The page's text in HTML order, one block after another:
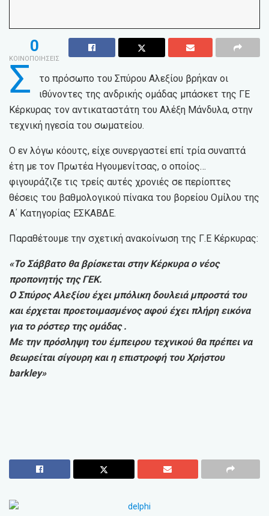
0
ΚΟΙΝΟΠΟΙΗΣΕΙΣ
Σ
το πρόσωπο του Σπύρου Αλεξίου βρήκαν οι
ιθύνοντες της ανδρικής ομάδας μπάσκετ της ΓΕ
Κέρκυρας τον αντικαταστάτη του Αλέξη Μάνδυλα, στην
τεχνική ηγεσία του σωματείου.
Ο εν λόγω κόουτς, είχε συνεργαστεί επί τρία συναπτά
έτη με τον Πρωτέα Ηγουμενίτσας, ο οποίος…
φιγουράζιζε τις τρείς αυτές χρονιές σε περίοπτες
θέσεις του βαθμολογικού πίνακα του βορείου Ομίλου της
Α΄ Κατηγορίας ΕΣΚΑΒΔΕ.
Παραθέτουμε την σχετική ανακοίνωση της Γ.Ε Κέρκυρας:
«Το Σάββατο θα βρίσκεται στην Κέρκυρα ο νέος
προπονητής της ΓΕΚ.
Ο Σπύρος Αλεξίου έχει μπόλικη δουλειά μπροστά του
και έρχεται προετοιμασμένος αφού έχει πλήρη εικόνα
για το ρόστερ της ομάδας .
Με την πρόσληψη του έμπειρου τεχνικού θα πρέπει να
θεωρείται σίγουρη και η επιστροφή του Χρήστου
barkley»